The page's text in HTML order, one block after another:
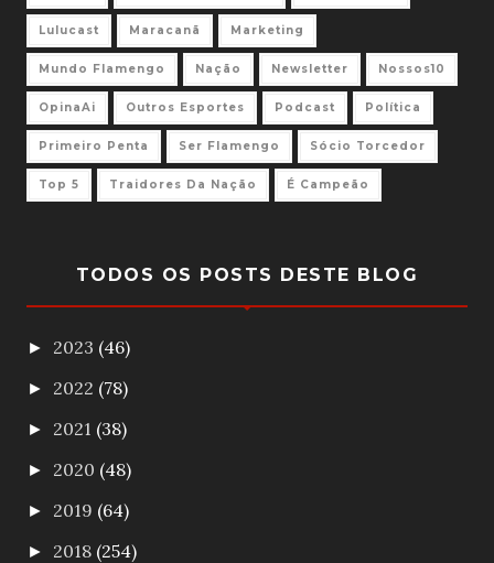
Lulucast Maracanã Marketing
Mundo Flamengo Nação Newsletter Nossos10
OpinaAi Outros Esportes Podcast Política
Primeiro Penta Ser Flamengo Sócio Torcedor
Top 5 Traidores Da Nação É Campeão
TODOS OS POSTS DESTE BLOG
► 2023 (46)
► 2022 (78)
► 2021 (38)
► 2020 (48)
► 2019 (64)
► 2018 (254)